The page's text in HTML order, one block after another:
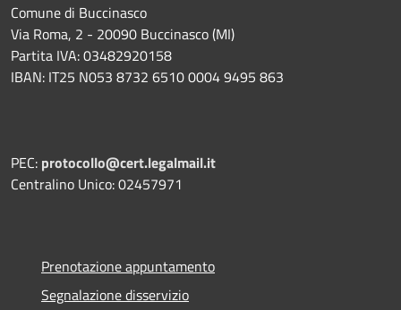
Comune di Buccinasco
Via Roma, 2 - 20090 Buccinasco (MI)
Partita IVA: 03482920158
IBAN: IT25 N053 8732 6510 0004 9495 863
PEC: protocollo@cert.legalmail.it
Centralino Unico: 02457971
Prenotazione appuntamento
Segnalazione disservizio